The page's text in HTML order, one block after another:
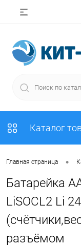
Каталог
Главная страница •
Батарейка
LiSOCL2 Li
разъёмом